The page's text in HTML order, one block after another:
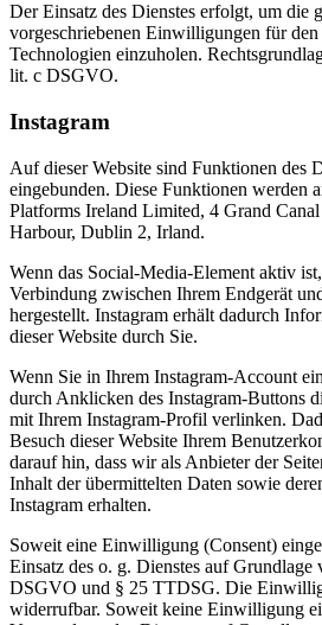
Der Einsatz des Dienstes erfolgt, um die
vorgeschriebenen Einwilligungen für den
Technologien einzuholen.
lit. c DSGVO.
Instagram
Auf dieser Website sind Funktionen des
eingebunden. Diese Funktionen werden
Platforms Ireland Limited, 4 Grand
Harbour, Dublin 2, Irland.
Wenn das Social-Media-Element aktiv
Verbindung zwischen Ihrem Endgerät
hergestellt. Instagram erhält dadurch
dieser Website durch Sie.
Wenn Sie in Ihrem Instagram-Account
durch Anklicken des Instagram-Buttons
mit Ihrem Instagram-Profil verlinken.
Besuch dieser Website Ihrem
darauf hin, dass wir als Anbieter der
Inhalt der übermittelten Daten sowie
Instagram erhalten.
Soweit eine Einwilligung (Consent)
Einsatz des o. g. Dienstes auf
DSGVO und § 25 TTDSG. Die
widerrufbar. Soweit keine Einwilligung